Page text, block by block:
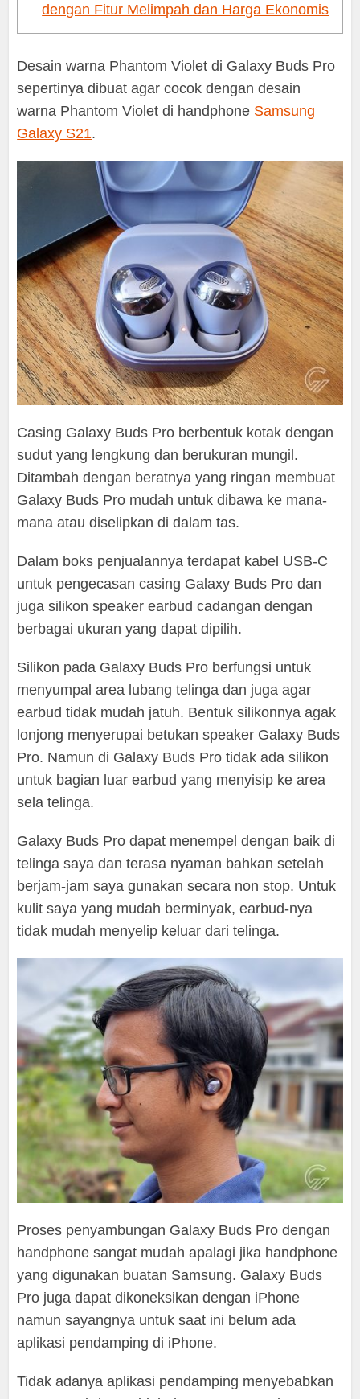
dengan Fitur Melimpah dan Harga Ekonomis
Desain warna Phantom Violet di Galaxy Buds Pro
sepertinya dibuat agar cocok dengan desain
warna Phantom Violet di handphone Samsung
Galaxy S21.
Casing Galaxy Buds Pro berbentuk kotak dengan
sudut yang lengkung dan berukuran mungil.
Ditambah dengan beratnya yang ringan membuat
Galaxy Buds Pro mudah untuk dibawa ke mana-
mana atau diselipkan di dalam tas.
Dalam boks penjualannya terdapat kabel USB-C
untuk pengecasan casing Galaxy Buds Pro dan
juga silikon speaker earbud cadangan dengan
berbagai ukuran yang dapat dipilih.
Silikon pada Galaxy Buds Pro berfungsi untuk
menyumpal area lubang telinga dan juga agar
earbud tidak mudah jatuh. Bentuk silikonnya agak
lonjong menyerupai betukan speaker Galaxy Buds
Pro. Namun di Galaxy Buds Pro tidak ada silikon
untuk bagian luar earbud yang menyisip ke area
sela telinga.
Galaxy Buds Pro dapat menempel dengan baik di
telinga saya dan terasa nyaman bahkan setelah
berjam-jam saya gunakan secara non stop. Untuk
kulit saya yang mudah berminyak, earbud-nya
tidak mudah menyelip keluar dari telinga.
Proses penyambungan Galaxy Buds Pro dengan
handphone sangat mudah apalagi jika handphone
yang digunakan buatan Samsung. Galaxy Buds
Pro juga dapat dikoneksikan dengan iPhone
namun sayangnya untuk saat ini belum ada
aplikasi pendamping di iPhone.
Tidak adanya aplikasi pendamping menyebabkan